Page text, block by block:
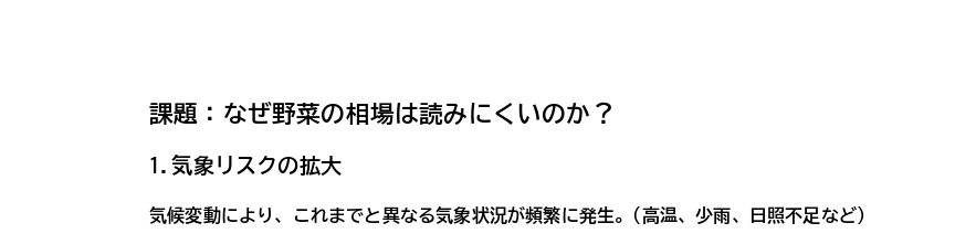
課題：なぜ野菜の相場は読みにくいのか？
1.気象リスクの拡大
気候変動により、これまでと異なる気象状況が頻繁に発生。(高温、少雨、日照不足など)